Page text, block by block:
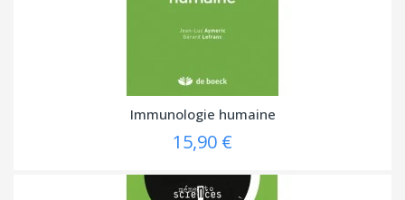
Immunologie humaine
15,90 €